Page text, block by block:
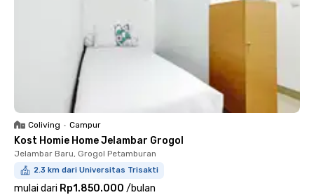
Coliving • Campur
Kost Homie Home Jelambar Grogol
Jelambar Baru, Grogol Petamburan
2.3 km dari Universitas Trisakti
mulai dari Rp1.850.000 /bulan